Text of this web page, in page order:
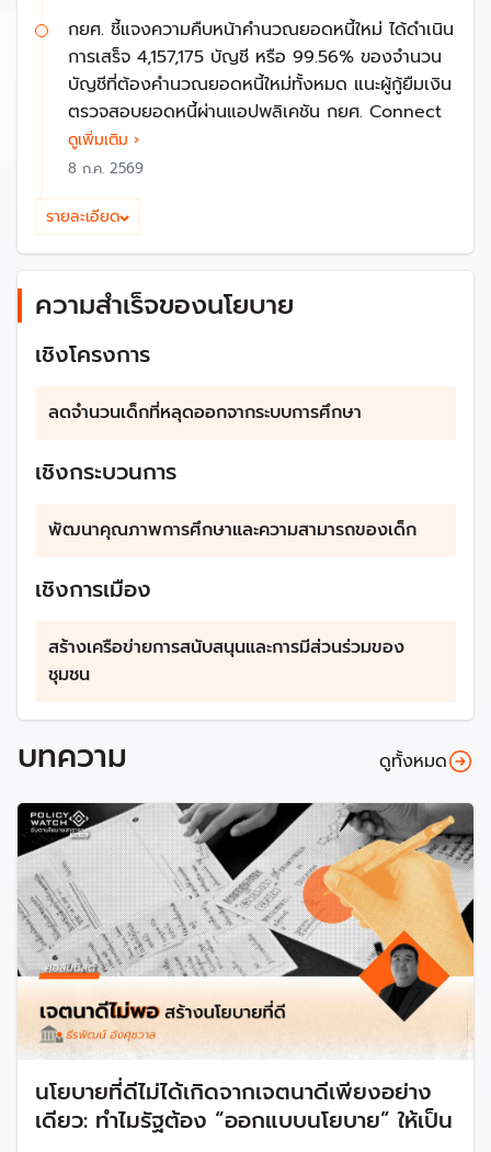
เวลา มีวุฒิฯ รองรับ:
จัดทำโครงการทุนการศึกษาและความช่วยเหลือทางการเงิน
สำหรับเด็กที่ขาดแคลน โดยเฉพาะในพื้นที่ชนบทและพื้นที่ที่มี
ความยากจน
จัดหาอุปกรณ์การศึกษา ชุดนักเรียน และอาหารกลางวันฟรี
พัฒนาหลักสูตรที่ยืดหยุ่นและสอดคล้องกับความต้องการ
ส่งเสริมการเรียนรู้แบบออนไลน์ และการเรียนรู้ได้ทุกที่ ทุก
เวลา เน้นให้ผู้เรียนเป็นผู้กำหนดรูปแบบการเรียนรู้เอง
ให้คำปรึกษาและสนับสนุนทางด้านจิตวิทยาสำหรับเด็กที่มี
เชื่อมต่อสถานศึกษากับสถานประกอบการเพื่อประกันการได้
มีงานทำ สร้างรายได้ขณะเรียนรู้ ตอบโจทย์หลายครอบครัว
ยากจน
3. การประสานงานระหว่างหน่วยงานและองค์กรต่างๆ:
จัดตั้งคณะกรรมการระดับชาติเพื่อกำกับดูแลและประสาน
ทำงานร่วมกับองค์กรพัฒนาเอกชน ภาคเอกชน และ
นโยบาย และให้สังคมเห็นเป้าหมายร่วมกัน
เป้าหมายความสำเร็จ
1. ลดจำนวนเด็กที่หลุดออกจากระบบการศึกษา:
ปีงบประมาณ 2567 เริ่มนำร่องปูพรมค้นหาเด็กในพื้นที่ 25
จังหวัด และพาเด็กกลับเข้าสู่ระบบได้ 20,000 คน
ปีงบประมาณ 2568 ขยายมาตรการให้คลอบคลุมพื้นที่ 77
จังหวัด พาเด็กกลับเข้าสู่ระบบได้ 100,000 คน
ปีงบประมาณ 2569 พาเด็กกลับเข้าสู่ระบบได้ 500,000
คน
ปีงบประมาณ 2570 พาเด็กกลับเข้าสู่ระบบได้ 1,000,000
คน ซึ่งจะทำให้บรรลุตามเป้าหมายที่กำหนดไว้
2. พัฒนาคุณภาพการศึกษาและความสามารถของเด็ก:
เพิ่มอัตราการจบการศึกษาขั้นพื้นฐานและลดอัตราการเลื่อน
ชั้นที่ล่าช้า
ส่งเสริมการพัฒนาทักษะอาชีพและทักษะชีวิตของเด็ก เพื่อ
กยศ. ชี้แจงความคืบหน้าคำนวณยอดหนี้ใหม่ ได้ดำเนิน
การเสร็จ 4,157,175 บัญชี หรือ 99.56% ของจำนวน
บัญชีที่ต้องคำนวณยอดหนี้ใหม่ทั้งหมด แนะผู้กู้ยืมเงิน
ตรวจสอบยอดหนี้ผ่านแอปพลิเคชัน กยศ. Connect
ดูเพิ่มเติม ›
8 ก.ค. 2569
รายละเอียด
ความสำเร็จของนโยบาย
เชิงโครงการ
ลดจำนวนเด็กที่หลุดออกจากระบบการศึกษา
เชิงกระบวนการ
พัฒนาคุณภาพการศึกษาและความสามารถของเด็ก
เชิงการเมือง
สร้างเครือข่ายการสนับสนุนและการมีส่วนร่วมของ
ชุมชน
บทความ ดูทั้งหมด
นโยบายที่ดีไม่ได้เกิดจากเจตนาดีเพียงอย่าง
เดียว: ทำไมรัฐต้อง “ออกแบบนโยบาย” ให้เป็น